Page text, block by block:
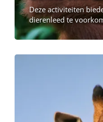
Deze activiteiten
dierenleed te